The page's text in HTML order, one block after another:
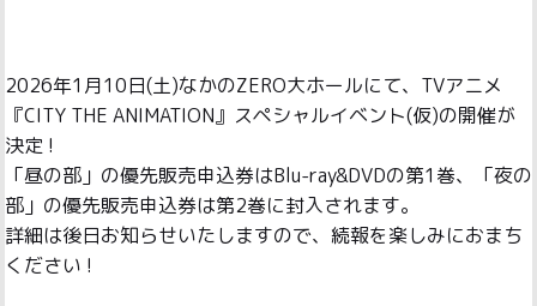
2026年1月10日(土)なかのZERO大ホールにて、TVアニメ
『CITY THE ANIMATION』スペシャルイベント(仮)の開催が
決定 !
「昼の部」の優先販売申込券はBlu-ray&DVDの第1巻、「夜の
部」の優先販売申込券は第2巻に封入されます。
詳細は後日お知らせいたしますので、続報を楽しみにおまち
ください !